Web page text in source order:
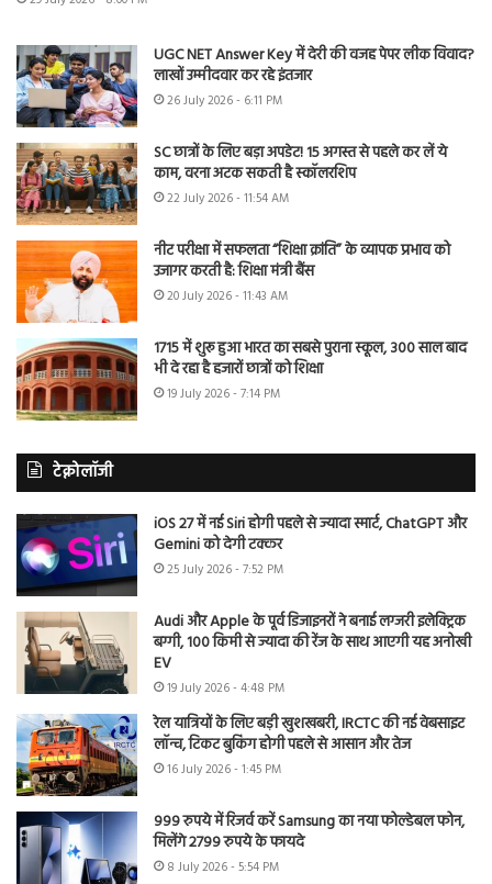
UGC NET Answer Key में देरी की वजह पेपर लीक विवाद?
लाखों उम्मीदवार कर रहे इंतजार
26 July 2026 - 6:11 PM
SC छात्रों के लिए बड़ा अपडेट! 15 अगस्त से पहले कर लें ये
काम, वरना अटक सकती है स्कॉलरशिप
22 July 2026 - 11:54 AM
नीट परीक्षा में सफलता “शिक्षा क्रांति” के व्यापक प्रभाव को
उजागर करती है: शिक्षा मंत्री बैंस
20 July 2026 - 11:43 AM
1715 में शुरू हुआ भारत का सबसे पुराना स्कूल, 300 साल बाद
भी दे रहा है हजारों छात्रों को शिक्षा
19 July 2026 - 7:14 PM
टेक्नोलॉजी
iOS 27 में नई Siri होगी पहले से ज्यादा स्मार्ट, ChatGPT और
Gemini को देगी टक्कर
25 July 2026 - 7:52 PM
Audi और Apple के पूर्व डिजाइनरों ने बनाई लग्जरी इलेक्ट्रिक
बग्गी, 100 किमी से ज्यादा की रेंज के साथ आएगी यह अनोखी
EV
19 July 2026 - 4:48 PM
रेल यात्रियों के लिए बड़ी खुशखबरी, IRCTC की नई वेबसाइट
लॉन्च, टिकट बुकिंग होगी पहले से आसान और तेज
16 July 2026 - 1:45 PM
999 रुपये में रिजर्व करें Samsung का नया फोल्डेबल फोन,
मिलेंगे 2799 रुपये के फायदे
8 July 2026 - 5:54 PM